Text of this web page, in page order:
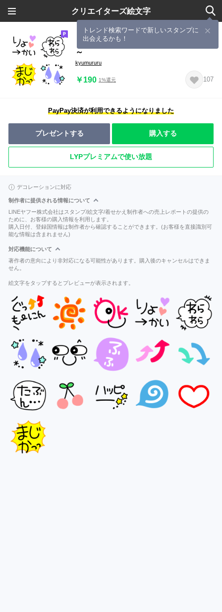
クリエイターズ絵文字
トレンド検索ワードで新しいスタンプに
出会えるかも！
まぜまぜパック ～使える、まぜっパ
～
kyumururu
￥190 1%還元 107
PayPay決済が利用できるようになりました
プレゼントする 購入する
LYPプレミアムで使い放題
デコレーションに対応
制作者に提供される情報について
LINEヤフー株式会社はスタンプ/絵文字/着せかえ制作者への売上レポートの提供の
ために、お客様の購入情報を利用します。
購入日付、登録国情報は制作者から確認することができます。(お客様を直接識別可
能な情報は含まれません)
対応機能について
著作者の意向により非対応になる可能性があります。購入後のキャンセルはできま
せん。
絵文字をタップするとプレビューが表示されます。